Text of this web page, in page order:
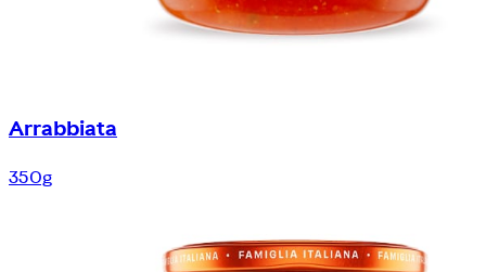
Arrabbiata
350g